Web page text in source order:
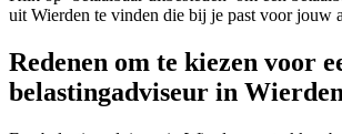
uit Wierden te vinden die bij je past voor jouw
Redenen om te kiezen voor
belastingadviseur in